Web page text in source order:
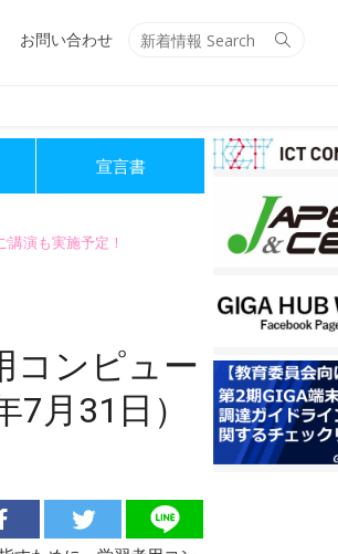
Search
お問い合わせ
宣言書
演も実施予定！
コンピュー
月31日）